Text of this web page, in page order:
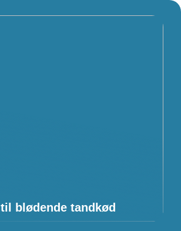
blødende tandkød